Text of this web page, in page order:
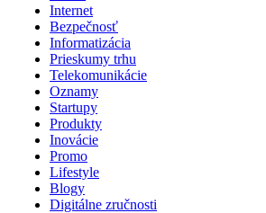
Internet
Bezpečnosť
Informatizácia
Prieskumy trhu
Telekomunikácie
Oznamy
Startupy
Produkty
Inovácie
Promo
Lifestyle
Blogy
Digitálne zručnosti